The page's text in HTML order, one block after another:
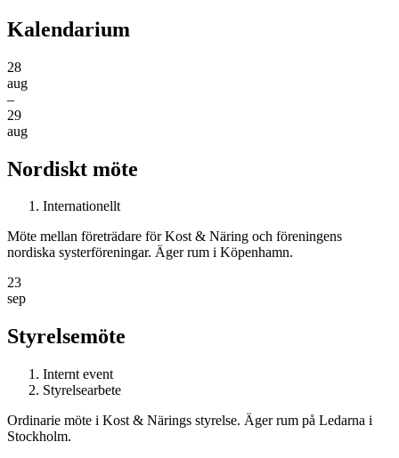
Kalendarium
28
aug
–
29
aug
Nordiskt möte
Internationellt
Möte mellan företrädare för Kost & Näring och föreningens
nordiska systerföreningar. Äger rum i Köpenhamn.
23
sep
Styrelsemöte
Internt event
Styrelsearbete
Ordinarie möte i Kost & Närings styrelse. Äger rum på Ledarna i
Stockholm.